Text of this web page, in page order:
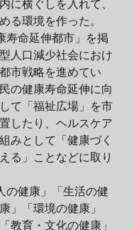
に横ぐしを入れて、
る環境を作った。
寿命延伸都市」を掲
人口減少社会におけ
市戦略を進めてい
の健康寿命延伸に向
て「福祉広場」を市
したり、ヘルスケア
みとして「健康づく
る」ことなどに取り
の健康」「生活の健
」「環境の健康」
教育・文化の健康」